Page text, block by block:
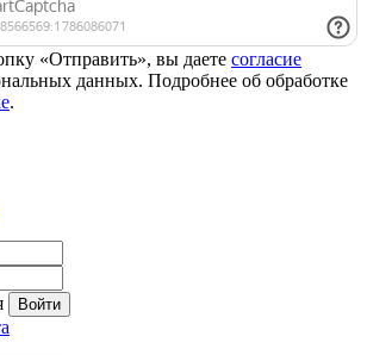
«Отправить», вы даете согласие
данных. Подробнее об обработке
.
Войти